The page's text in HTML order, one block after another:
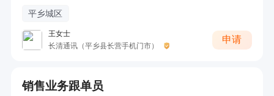
平乡城区
王女士
长清通讯（平乡县长营手机门市）
申请
销售业务跟单员